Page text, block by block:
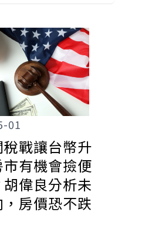
01
稅戰讓台幣升
有機會撿便
偉良分析未
房價恐不跌